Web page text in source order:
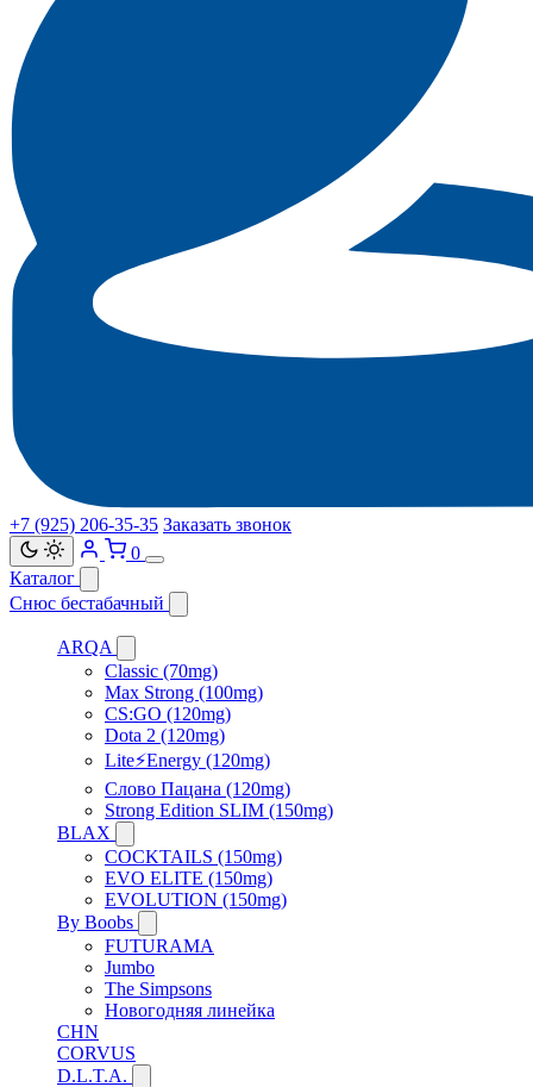
+7 (925) 206‑35‑35 Заказать звонок
0
Каталог
Снюс бестабачный
ARQA
Classic (70mg)
Max Strong (100mg)
CS:GO (120mg)
Dota 2 (120mg)
Lite⚡Energy (120mg)
Слово Пацана (120mg)
Strong Edition SLIM (150mg)
BLAX
COCKTAILS (150mg)
EVO ELITE (150mg)
EVOLUTION (150mg)
By Boobs
FUTURAMA
Jumbo
The Simpsons
Новогодняя линейка
CHN
CORVUS
D.L.T.A.